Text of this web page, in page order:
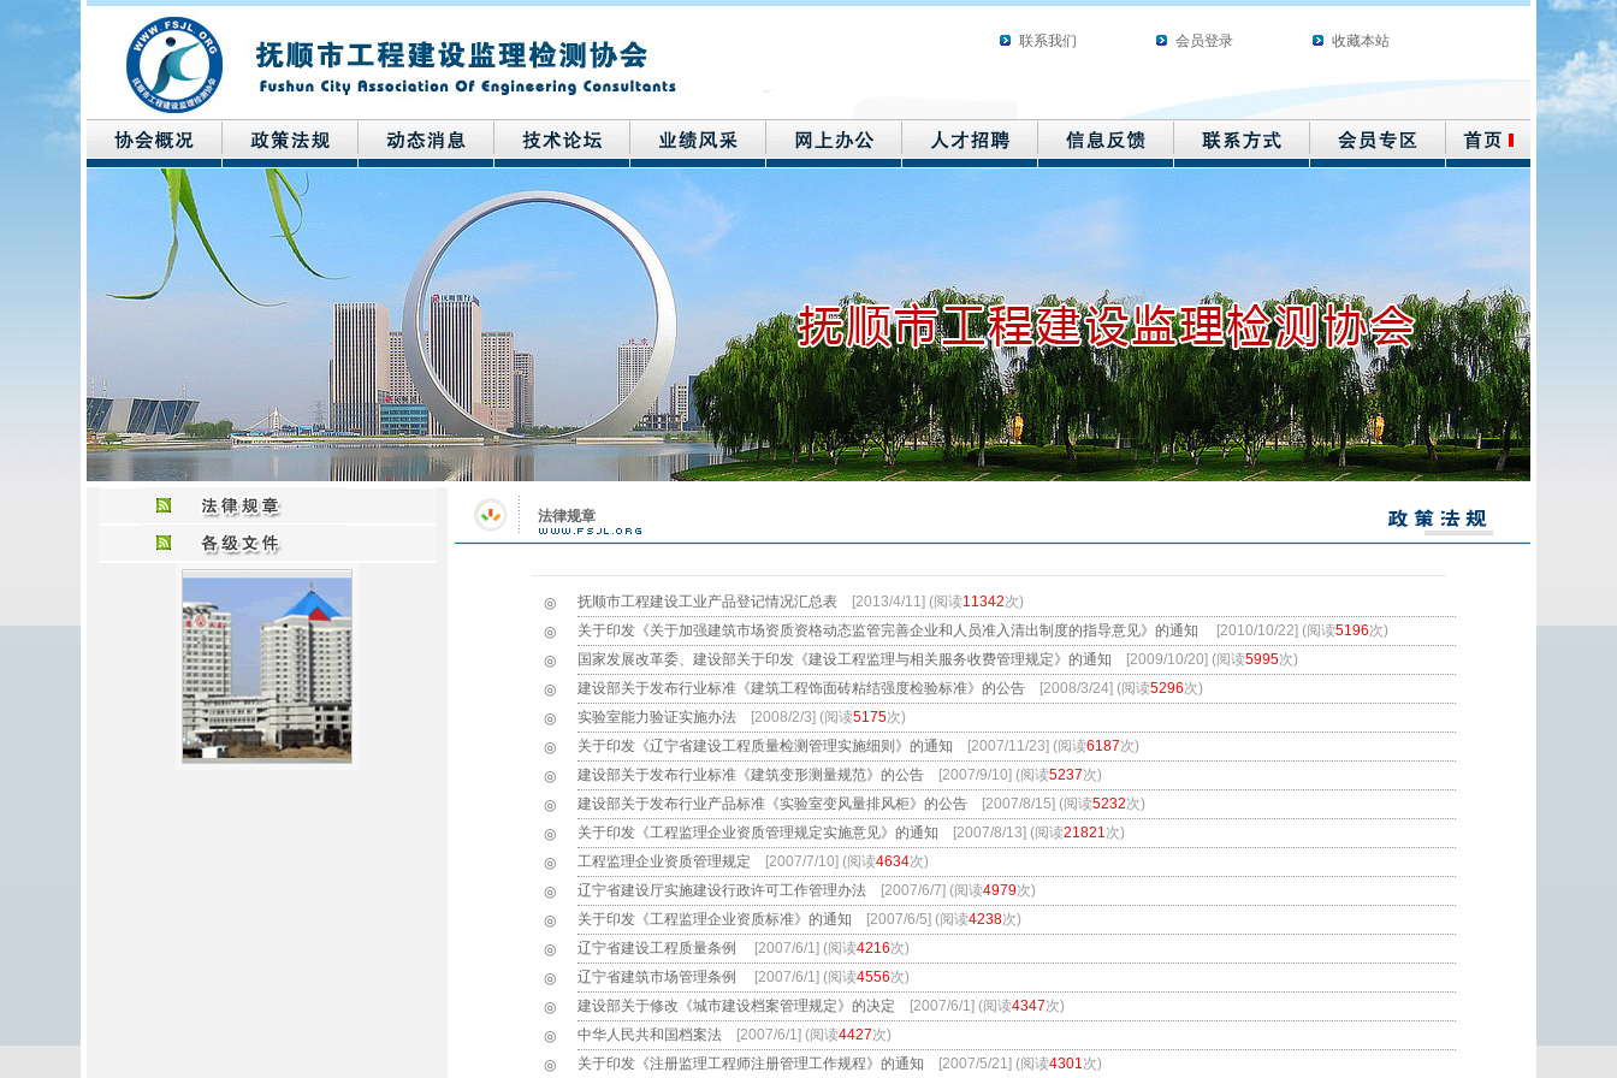
联系我们 会员登录 收藏本站
法律规章
◎ 抚顺市工程建设工业产品登记情况汇总表 [2013/4/11] (阅读11342次)
◎
关于印发《关于加强建筑市场资质资格动态监管完善企业和人员准入清出制度的指导意见》的通知 [2010/10/22] (阅读5196次)
◎
国家发展改革委、建设部关于印发《建设工程监理与相关服务收费管理规定》的通知 [2009/10/20] (阅读5995次)
◎
建设部关于发布行业标准《建筑工程饰面砖粘结强度检验标准》的公告 [2008/3/24] (阅读5296次)
◎
实验室能力验证实施办法 [2008/2/3] (阅读5175次)
◎
关于印发《辽宁省建设工程质量检测管理实施细则》的通知 [2007/11/23] (阅读6187次)
◎
建设部关于发布行业标准《建筑变形测量规范》的公告 [2007/9/10] (阅读5237次)
◎
建设部关于发布行业产品标准《实验室变风量排风柜》的公告 [2007/8/15] (阅读5232次)
◎
关于印发《工程监理企业资质管理规定实施意见》的通知 [2007/8/13] (阅读21821次)
◎
工程监理企业资质管理规定 [2007/7/10] (阅读4634次)
◎
辽宁省建设厅实施建设行政许可工作管理办法 [2007/6/7] (阅读4979次)
◎
关于印发《工程监理企业资质标准》的通知 [2007/6/5] (阅读4238次)
◎
辽宁省建设工程质量条例 [2007/6/1] (阅读4216次)
◎
辽宁省建筑市场管理条例 [2007/6/1] (阅读4556次)
◎
建设部关于修改《城市建设档案管理规定》的决定 [2007/6/1] (阅读4347次)
◎
中华人民共和国档案法 [2007/6/1] (阅读4427次)
◎
关于印发《注册监理工程师注册管理工作规程》的通知 [2007/5/21] (阅读4301次)